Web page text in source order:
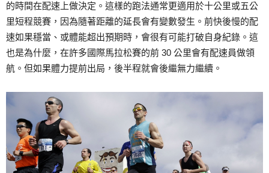
的時間在配速上做決定。這樣的跑法通常更適用於十公里或五公
里短程競賽，因為隨著距離的延長會有變數發生。前快後慢的配
速如果穩當、或體能超出預期時，會很有可能打破自身紀錄。這
也是為什麼，在許多國際馬拉松賽的前 30 公里會有配速員做領
航。但如果體力提前出局，後半程就會後繼無力繼續。